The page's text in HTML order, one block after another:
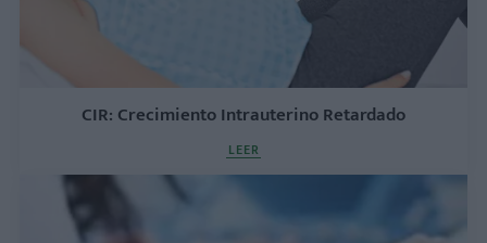
CIR: Crecimiento Intrauterino Retardado
LEER